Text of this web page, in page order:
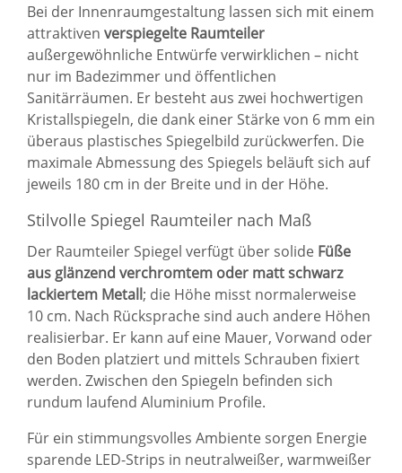
Bei der Innenraumgestaltung lassen sich mit einem
attraktiven verspiegelte Raumteiler
außergewöhnliche Entwürfe verwirklichen – nicht
nur im Badezimmer und öffentlichen
Sanitärräumen. Er besteht aus zwei hochwertigen
Kristallspiegeln, die dank einer Stärke von 6 mm ein
überaus plastisches Spiegelbild zurückwerfen. Die
maximale Abmessung des Spiegels beläuft sich auf
jeweils 180 cm in der Breite und in der Höhe.
Stilvolle Spiegel Raumteiler nach Maß
Der Raumteiler Spiegel verfügt über solide Füße
aus glänzend verchromtem oder matt schwarz
lackiertem Metall; die Höhe misst normalerweise
10 cm. Nach Rücksprache sind auch andere Höhen
realisierbar. Er kann auf eine Mauer, Vorwand oder
den Boden platziert und mittels Schrauben fixiert
werden. Zwischen den Spiegeln befinden sich
rundum laufend Aluminium Profile.
Für ein stimmungsvolles Ambiente sorgen Energie
sparende LED-Strips in neutralweißer, warmweißer